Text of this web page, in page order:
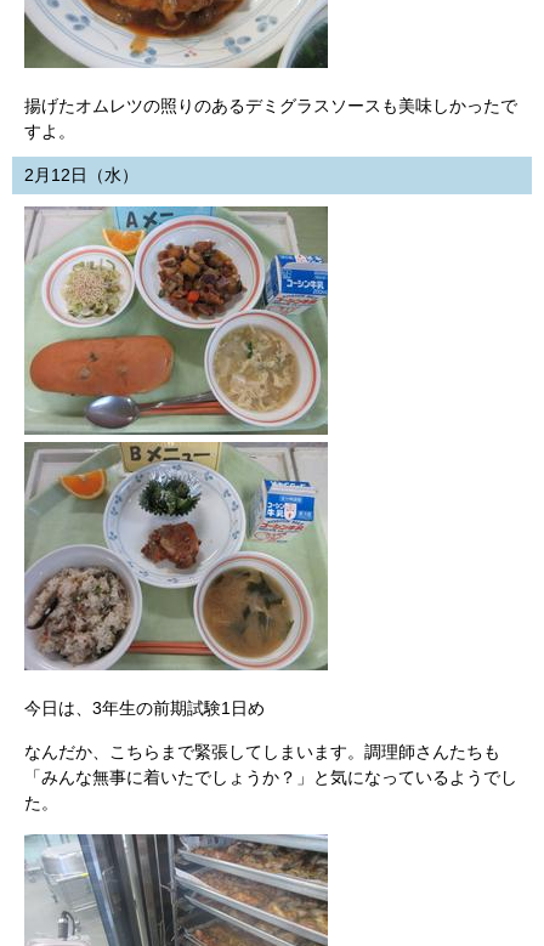
揚げたオムレツの照りのあるデミグラスソースも美味しかったで
すよ。
2月12日（水）
今日は、3年生の前期試験1日め
なんだか、こちらまで緊張してしまいます。調理師さんたちも
「みんな無事に着いたでしょうか？」と気になっているようでし
た。